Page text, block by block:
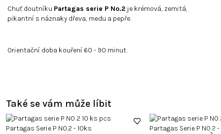
Chuť doutníku Partagas serie P No.2 je krémová, zemitá,
pikantní s náznaky dřeva, medu a pepře.
Orientační doba kouření 60 - 90 minut.
Také se vám může líbit
Partagas Serie P NO.2 - 10ks Partagas Serie P NO.2 -